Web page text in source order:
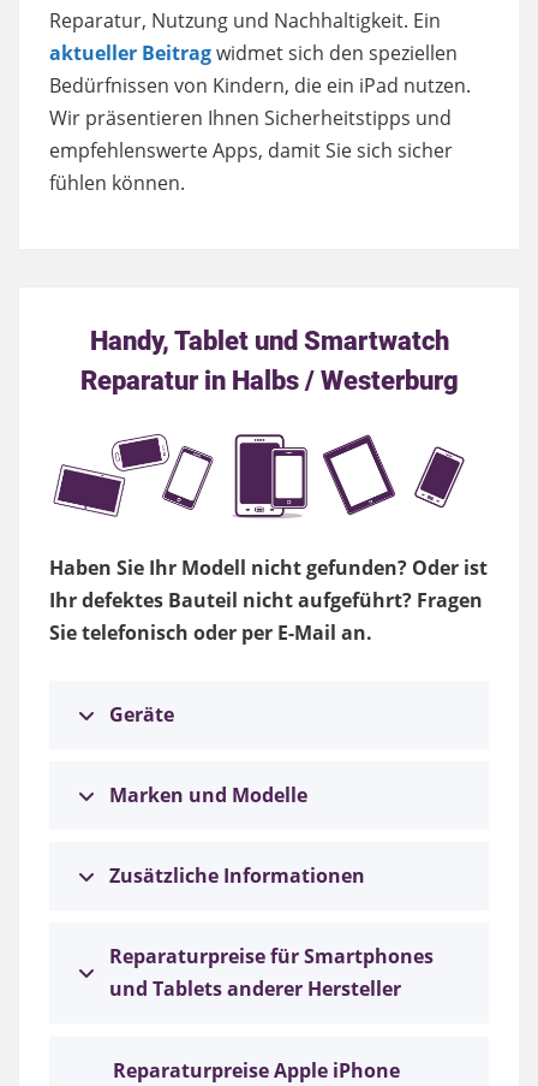
Reparatur, Nutzung und Nachhaltigkeit. Ein
aktueller Beitragwidmet sich den speziellen
Bedürfnissen von Kindern, die ein iPad nutzen.
Wir präsentieren Ihnen Sicherheitstipps und
empfehlenswerte Apps, damit Sie sich sicher
fühlen können.
Handy, Tablet und Smartwatch
Reparatur in Halbs / Westerburg
Haben Sie Ihr Modell nicht gefunden? Oder ist
Ihr defektes Bauteil nicht aufgeführt? Fragen
Sie telefonisch oder per E-Mail an.
Geräte
Marken und Modelle
Zusätzliche Informationen
Reparaturpreise für Smartphones
und Tablets anderer Hersteller
Reparaturpreise Apple iPhone